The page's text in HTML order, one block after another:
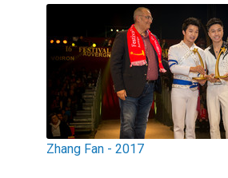
Zhang Fan - 2017